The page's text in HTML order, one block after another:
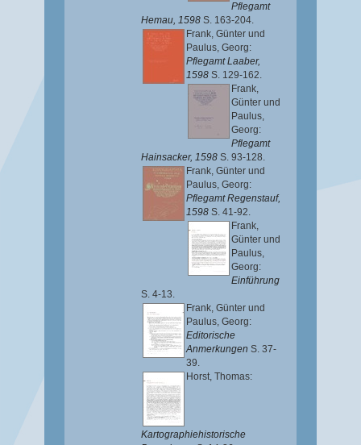
Pflegamt
Hemau, 1598 S. 163-204.
Frank, Günter und
Paulus, Georg:
Pflegamt Laaber,
1598 S. 129-162.
Frank,
Günter und
Paulus,
Georg:
Pflegamt
Hainsacker, 1598 S. 93-128.
Frank, Günter und
Paulus, Georg:
Pflegamt Regenstauf,
1598 S. 41-92.
Frank,
Günter und
Paulus,
Georg:
Einführung
S. 4-13.
Frank, Günter und
Paulus, Georg:
Editorische
Anmerkungen S. 37-
39.
Horst, Thomas:
Kartographiehistorische